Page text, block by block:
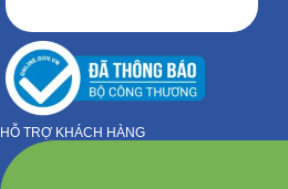
HỖ TRỢ KHÁCH HÀNG